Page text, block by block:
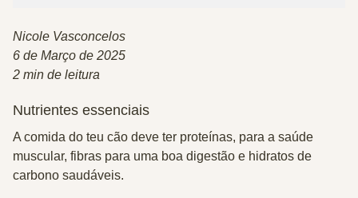
Nicole Vasconcelos
6 de Março de 2025
2 min de leitura
Nutrientes essenciais
A comida do teu cão deve ter proteínas, para a saúde
muscular, fibras para uma boa digestão e hidratos de
carbono saudáveis.